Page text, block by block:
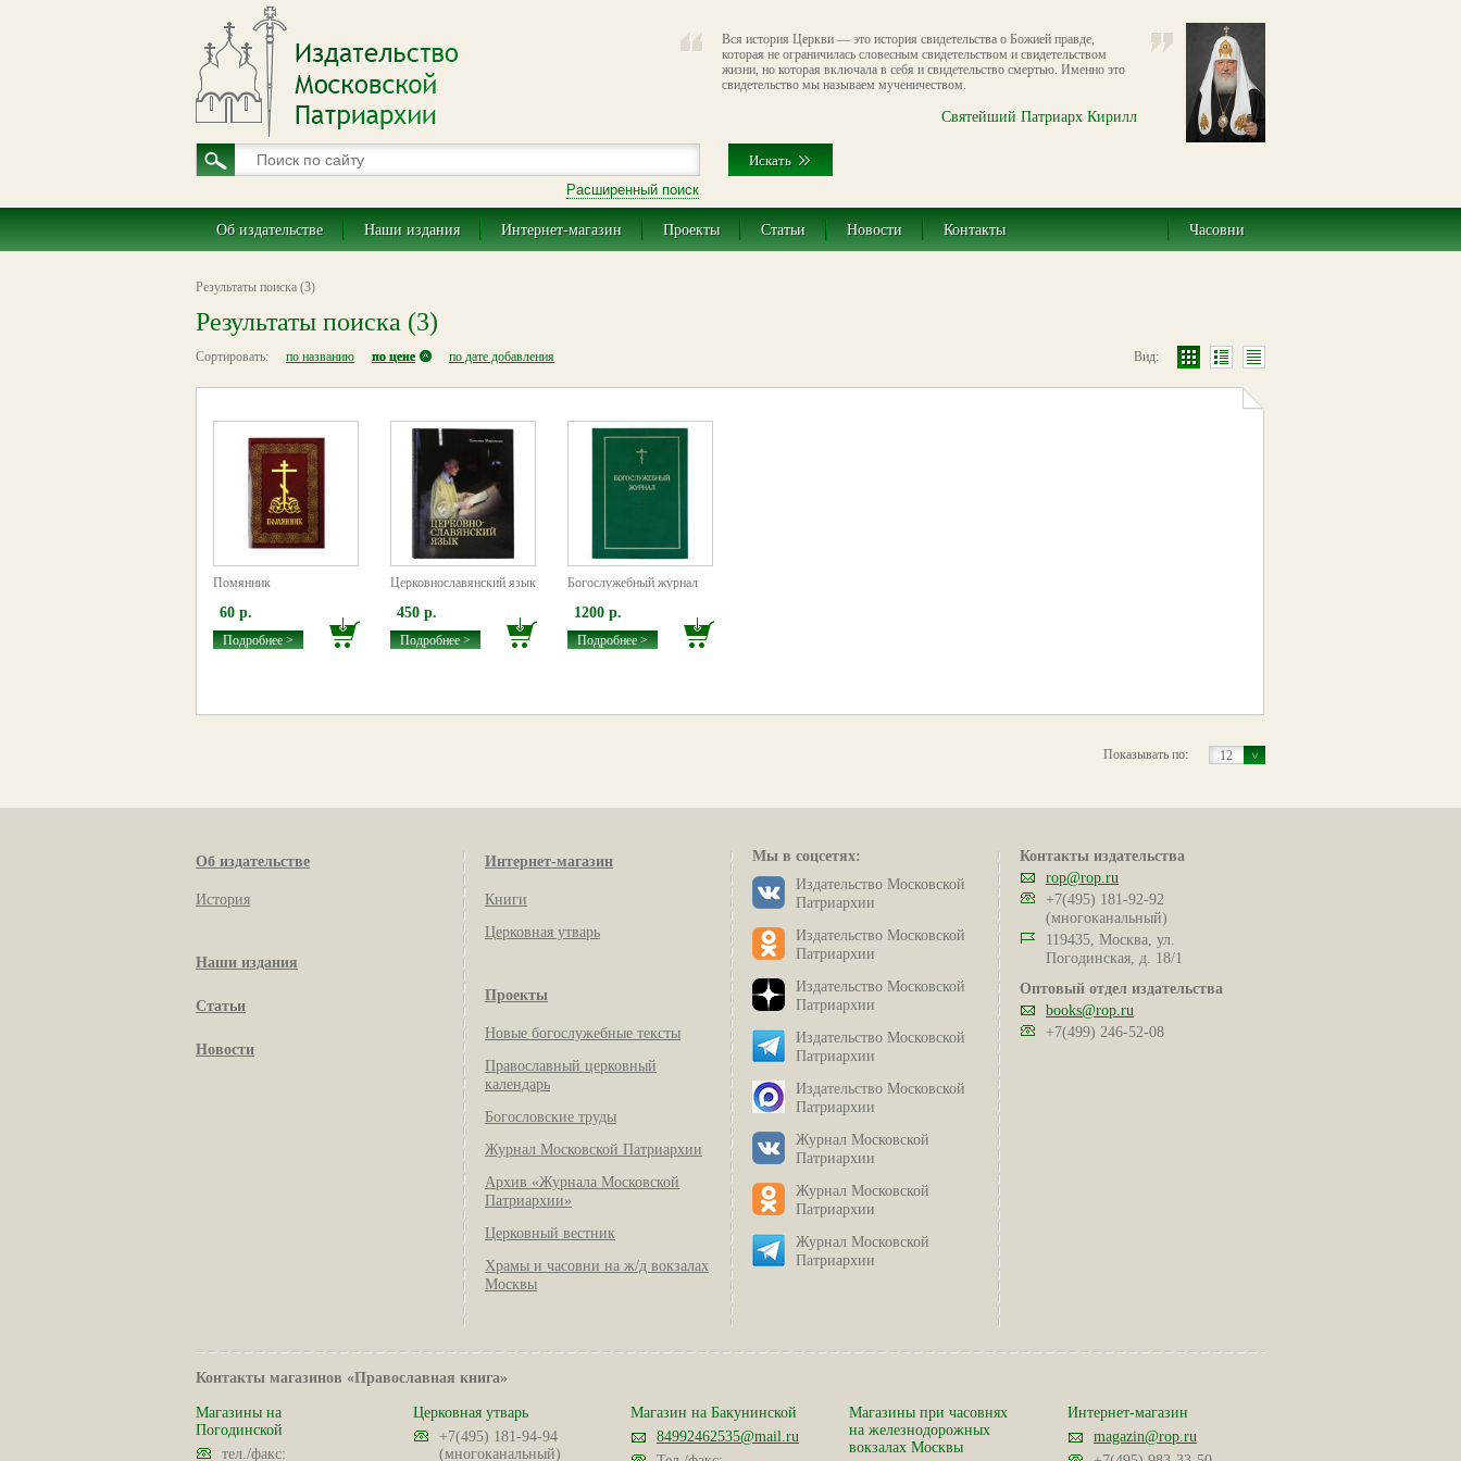
Вся история Церкви — это история свидетельства о Божией правде,
которая не ограничилась словесным свидетельством и свидетельством
жизни, но которая включала в себя и свидетельство смертью. Именно это
свидетельство мы называем мученичеством.
Святейший Патриарх Кирилл
Расширенный поиск
Об издательстве Наши издания Интернет-магазин Проекты Статьи Новости Контакты Часовни
Результаты поиска (3)
Результаты поиска (3)
Сортировать: Вид:
по названию по цене по дате добавления
Помянник
60 р.
Подробнее >
Церковнославянский язык
450 р.
Подробнее >
Богослужебный журнал
1200 р.
Подробнее >
12
Показывать по:
Об издательстве
История
Наши издания
Статьи
Новости
Интернет-магазин
Книги
Церковная утварь
Проекты
Новые богослужебные тексты
Православный церковный
календарь
Богословские труды
Журнал Московской Патриархии
Архив «Журнала Московской
Патриархии»
Церковный вестник
Храмы и часовни на ж/д вокзалах
Москвы
Мы в соцсетях:
Издательство Московской
Патриархии
Издательство Московской
Патриархии
Издательство Московской
Патриархии
Издательство Московской
Патриархии
Издательство Московской
Патриархии
Журнал Московской
Патриархии
Журнал Московской
Патриархии
Журнал Московской
Патриархии
Контакты издательства
rop@rop.ru
+7(495) 181-92-92
(многоканальный)
119435, Москва, ул.
Погодинская, д. 18/1
Оптовый отдел издательства
books@rop.ru
+7(499) 246-52-08
Контакты магазинов «Православная книга»
Магазины на
Погодинской
тел./факс:
Церковная утварь
+7(495) 181-94-94
(многоканальный)
Магазин на Бакунинской
84992462535@mail.ru
Магазины при часовнях
на железнодорожных
вокзалах Москвы
Интернет-магазин
magazin@rop.ru